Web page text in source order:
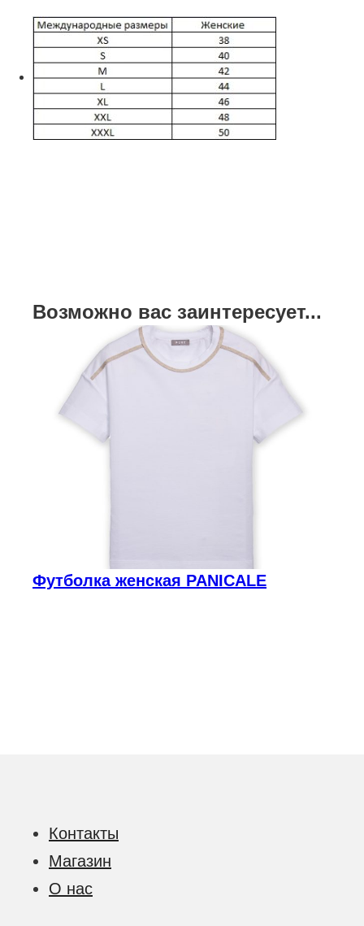
Возможно вас заинтересует...
Футболка женская PANICALE
Контакты
Магазин
О нас